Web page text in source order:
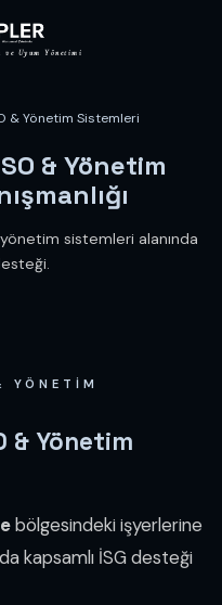
ve Uyum Yönetimi
& Yönetim Sistemleri
& Yönetim
sistemleri alanında
YÖNETIM
& Yönetim
bölgesindeki işyerlerine
kapsamlı İSG desteği